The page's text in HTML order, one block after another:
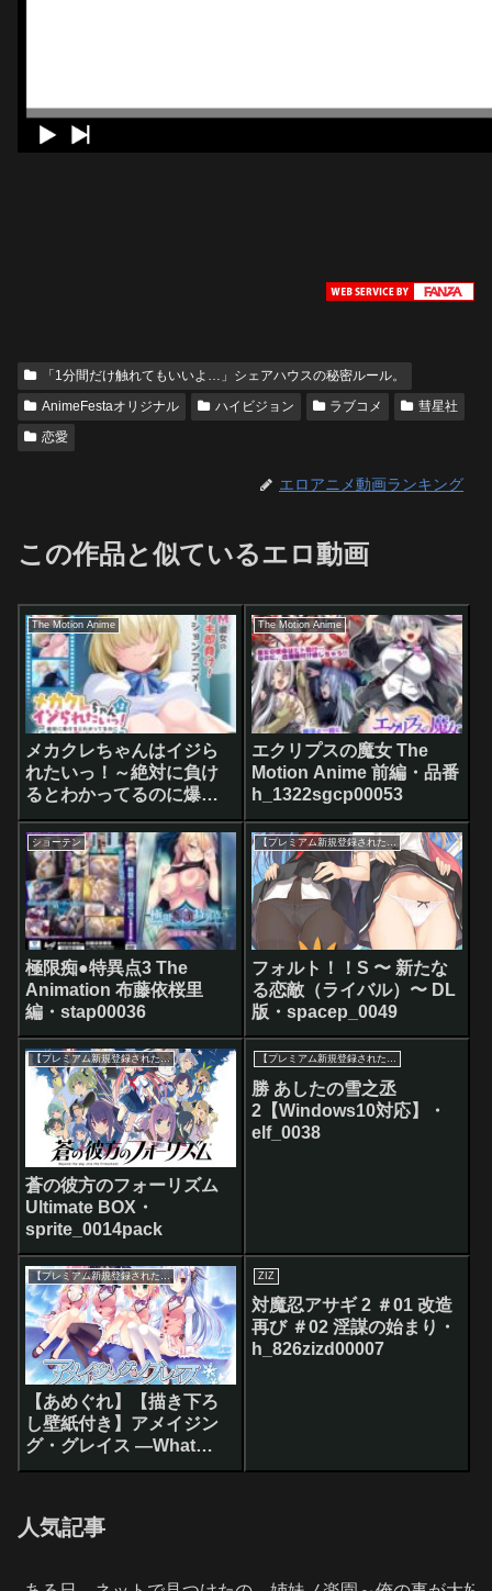
「1分間だけ触れてもいいよ…」シェアハウスの秘密ルール。
AnimeFestaオリジナル
ハイビジョン ラブコメ
彗星社
恋愛
エロアニメ動画ランキング
この作品と似ているエロ動画
The Motion Anime
メカクレちゃんはイジら
れたいっ！～絶対に負け
るとわかってるのに爆乳
揺らして煽り散らす俺の
後輩～ The Motion
Anime・
h_1262apcp00027
The Motion Anime
エクリプスの魔女 The
Motion Anime 前編・品番
h_1322sgcp00053
ショーテン
極限痴●特異点3 The
Animation 布藤依桜里
編・stap00036
フォルト！！S 〜 新たな
る恋敵（ライバル）〜 DL
版・spacep_0049
【プレミアム新規登録された方へ】FANZA GAMES（アダルトPCゲーム）で使える最大90％OFFクーポン対象
蒼の彼方のフォーリズム
Ultimate BOX・
sprite_0014pack
【プレミアム新規登録された方へ】FANZA GAMES（アダルトPCゲーム）で使える最大90％OFFクーポン対象
勝 あしたの雪之丞
2【Windows10対応】・
elf_0038
【プレミアム新規登録された方へ】FANZA GAMES（アダルトPCゲーム）で使える最大90％OFFクーポン対象
【あめぐれ】【描き下ろ
し壁紙付き】アメイジン
グ・グレイス ―What
color is your attribute？
ZIZ
対魔忍アサギ 2 ＃01 改造
再び ＃02 淫謀の始まり・
h_826zizd00007
人気記事